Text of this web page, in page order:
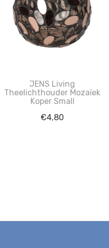
JENS Living
Theelichthouder Mozaïek
Koper Small
€4,80